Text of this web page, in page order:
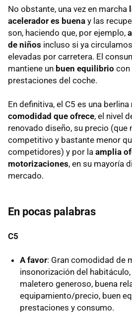
No obstante, una vez en marcha
acelerador es buena y las
son, haciendo que, por ejemplo,
de niños incluso si ya
elevadas por carretera. El
mantiene un buen equilibrio con
prestaciones del coche.
En definitiva, el C5 es una berlina
comodidad que ofrece, el nivel
renovado diseño, su precio (que
competitivo y bastante menor
competidores) y por la amplia
motorizaciones, en su mayoría
mercado.
En pocas palabras
C5
A favor: Gran comodidad de
insonorización del
maletero generoso, buena
equipamiento/precio, buen
prestaciones y consumo.